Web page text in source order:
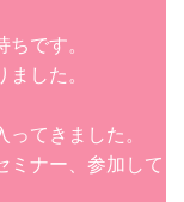
です。
した。
てきました。
ミナー、参加して